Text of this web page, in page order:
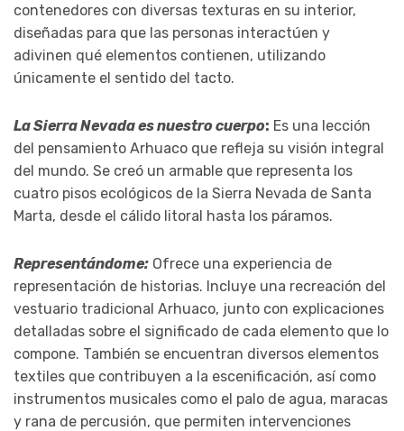
contenedores con diversas texturas en su interior,
diseñadas para que las personas interactúen y
adivinen qué elementos contienen, utilizando
únicamente el sentido del tacto.
La Sierra Nevada es nuestro cuerpo: Es una lección
del pensamiento Arhuaco que refleja su visión integral
del mundo. Se creó un armable que representa los
cuatro pisos ecológicos de la Sierra Nevada de Santa
Marta, desde el cálido litoral hasta los páramos.
Representándome: Ofrece una experiencia de
representación de historias. Incluye una recreación del
vestuario tradicional Arhuaco, junto con explicaciones
detalladas sobre el significado de cada elemento que lo
compone. También se encuentran diversos elementos
textiles que contribuyen a la escenificación, así como
instrumentos musicales como el palo de agua, maracas
y rana de percusión, que permiten intervenciones